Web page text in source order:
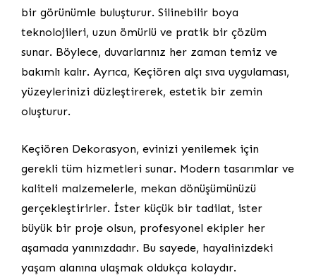
bir görünümle buluşturur. Silinebilir boya
teknolojileri, uzun ömürlü ve pratik bir çözüm
sunar. Böylece, duvarlarınız her zaman temiz ve
bakımlı kalır. Ayrıca, Keçiören alçı sıva uygulaması,
yüzeylerinizi düzleştirerek, estetik bir zemin
oluşturur.
Keçiören Dekorasyon, evinizi yenilemek için
gerekli tüm hizmetleri sunar. Modern tasarımlar ve
kaliteli malzemelerle, mekan dönüşümünüzü
gerçekleştirirler. İster küçük bir tadilat, ister
büyük bir proje olsun, profesyonel ekipler her
aşamada yanınızdadır. Bu sayede, hayalinizdeki
yaşam alanına ulaşmak oldukça kolaydır.